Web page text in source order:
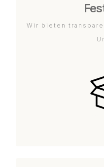
Wir bieten